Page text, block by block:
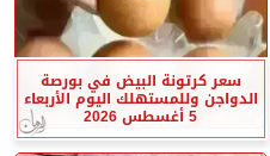
سعر كرتونة البيض في بورصة
الدواجن وللمستهلك اليوم الأربعاء
5 أغسطس 2026